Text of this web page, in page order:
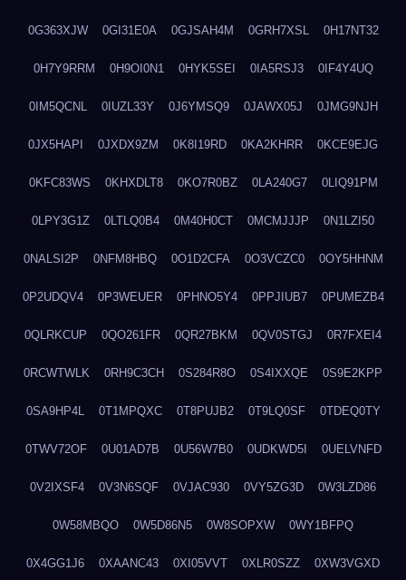
0G363XJW 0GI31E0A 0GJSAH4M 0GRH7XSL 0H17NT32
0H7Y9RRM 0H9OI0N1 0HYK5SEI 0IA5RSJ3 0IF4Y4UQ
0IM5QCNL 0IUZL33Y 0J6YMSQ9 0JAWX05J 0JMG9NJH
0JX5HAPI 0JXDX9ZM 0K8I19RD 0KA2KHRR 0KCE9EJG
0KFC83WS 0KHXDLT8 0KO7R0BZ 0LA240G7 0LIQ91PM
0LPY3G1Z 0LTLQ0B4 0M40H0CT 0MCMJJJP 0N1LZI50
0NALSI2P 0NFM8HBQ 0O1D2CFA 0O3VCZC0 0OY5HHNM
0P2UDQV4 0P3WEUER 0PHNO5Y4 0PPJIUB7 0PUMEZB4
0QLRKCUP 0QO261FR 0QR27BKM 0QV0STGJ 0R7FXEI4
0RCWTWLK 0RH9C3CH 0S284R8O 0S4IXXQE 0S9E2KPP
0SA9HP4L 0T1MPQXC 0T8PUJB2 0T9LQ0SF 0TDEQ0TY
0TWV72OF 0U01AD7B 0U56W7B0 0UDKWD5I 0UELVNFD
0V2IXSF4 0V3N6SQF 0VJAC930 0VY5ZG3D 0W3LZD86
0W58MBQO 0W5D86N5 0W8SOPXW 0WY1BFPQ
0X4GG1J6 0XAANC43 0XI05VVT 0XLR0SZZ 0XW3VGXD